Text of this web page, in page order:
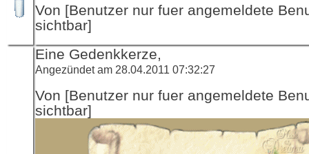
Von [Benutzer nur fuer angemeldete
sichtbar]
Eine Gedenkkerze,
Angezündet am 28.04.2011 07:32:27
Von [Benutzer nur fuer angemeldete
sichtbar]